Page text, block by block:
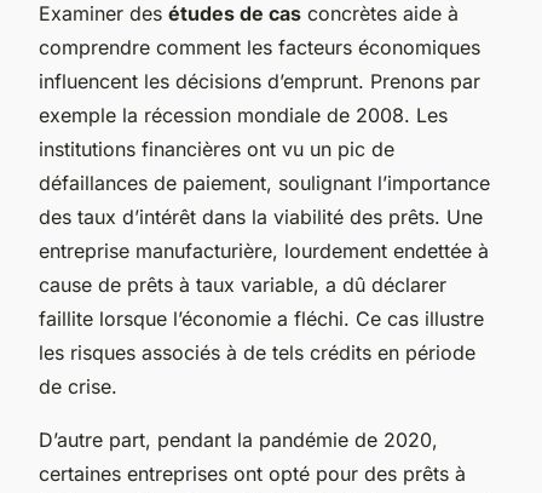
Examiner des études de cas concrètes aide à
comprendre comment les facteurs économiques
influencent les décisions d’emprunt. Prenons par
exemple la récession mondiale de 2008. Les
institutions financières ont vu un pic de
défaillances de paiement, soulignant l’importance
des taux d’intérêt dans la viabilité des prêts. Une
entreprise manufacturière, lourdement endettée à
cause de prêts à taux variable, a dû déclarer
faillite lorsque l’économie a fléchi. Ce cas illustre
les risques associés à de tels crédits en période
de crise.
D’autre part, pendant la pandémie de 2020,
certaines entreprises ont opté pour des prêts à